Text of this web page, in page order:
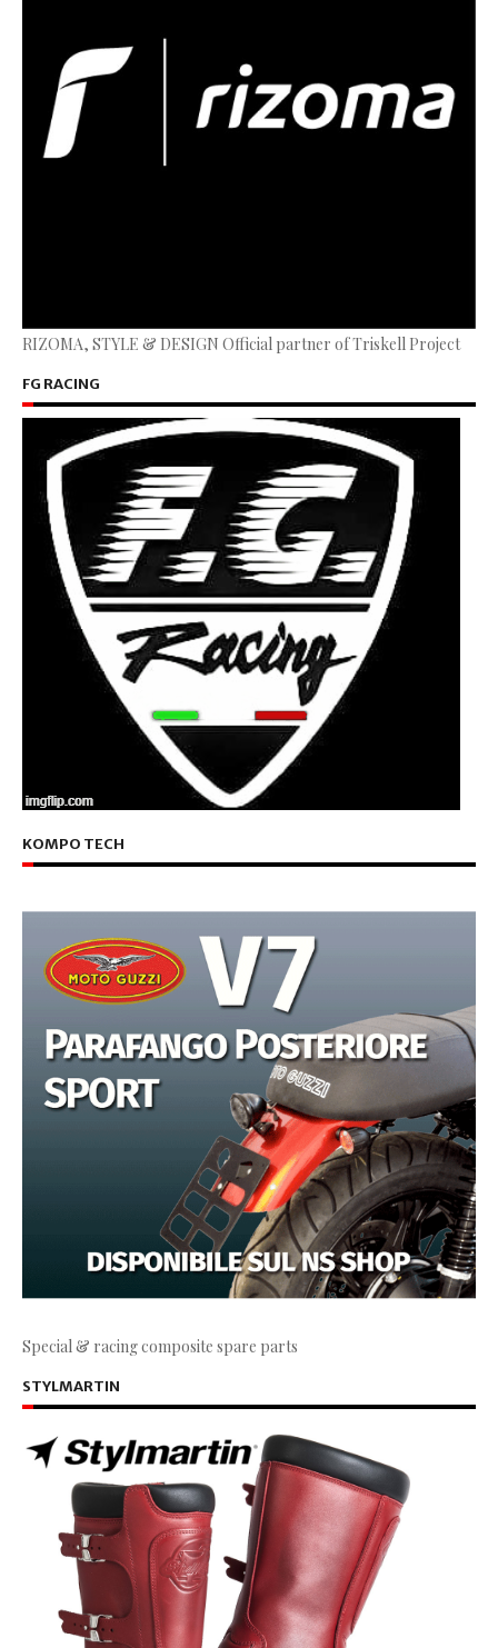
RIZOMA, STYLE & DESIGN Official partner of Triskell Project
FG RACING
KOMPO TECH
Special & racing composite spare parts
STYLMARTIN